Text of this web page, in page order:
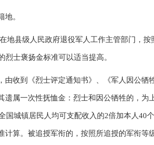
。
地县级人民政府退役军人工作主管部门，
士褒扬金标准可以适当提高。
收到《烈士评定通知书》、《军人因公牺
属一次性抚恤金：烈士和因公牺牲的，为
国城镇居民人均可支配收入的2倍加本人40
算。被追授军衔的，按照所追授的军衔等